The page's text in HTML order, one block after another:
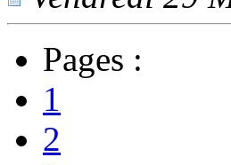
Pages :
1
2